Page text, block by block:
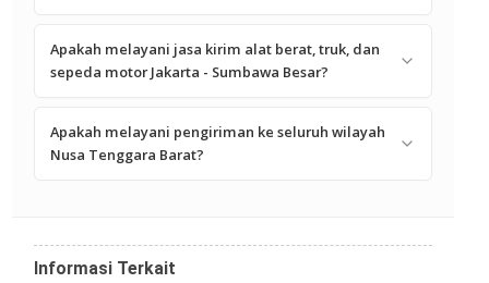
Apakah melayani jasa kirim alat berat, truk, dan
sepeda motor Jakarta - Sumbawa Besar?
Apakah melayani pengiriman ke seluruh wilayah
Nusa Tenggara Barat?
Informasi Terkait